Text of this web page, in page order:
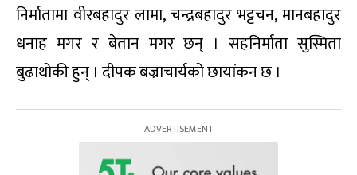
निर्मातामा वीरबहादुर लामा, चन्द्रबहादुर भट्टचन, मानबहादुर
धनाह मगर र बेतान मगर छन् । सहनिर्माता सुस्मिता
बुढाथोकी हुन् । दीपक बज्राचार्यको छायांकन छ ।